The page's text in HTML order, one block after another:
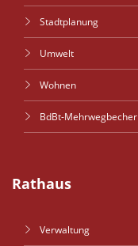
Stadtplanung
Umwelt
Wohnen
BdBt-Mehrwegbecher
Rathaus
Verwaltung